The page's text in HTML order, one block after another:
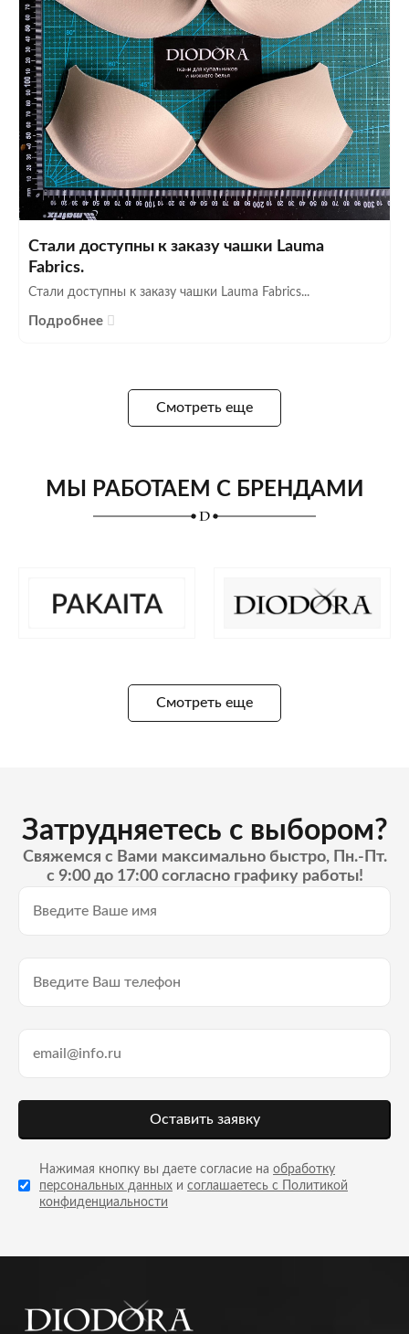
Стали доступны к заказу чашки Lauma
Fabrics.
Стали доступны к заказу чашки Lauma Fabrics...
Подробнее
Смотреть еще
МЫ РАБОТАЕМ С БРЕНДАМИ
Смотреть еще
Затрудняетесь с выбором?
Свяжемся с Вами максимально быстро, Пн.-Пт.
с 9:00 до 17:00 согласно графику работы!
Оставить заявку
Нажимая кнопку вы даете согласие на обработку
персональных данных и соглашаетесь с Политикой
конфиденциальности